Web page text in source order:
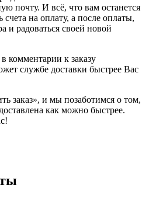
почту. И всё, что вам останется
на оплату, а после оплаты,
и радоваться своей новой
комментарии к заказу
службе доставки быстрее Вас
заказ», и мы позаботимся о том,
как можно быстрее.